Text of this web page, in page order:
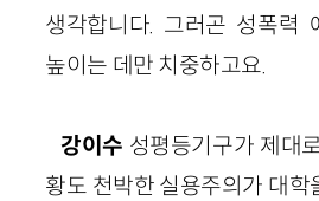
생각합니다. 그러곤 성폭력
높이는 데만 치중하고요.
강이수 성평등기구가 제대
황도 천박한 실용주의가 대학